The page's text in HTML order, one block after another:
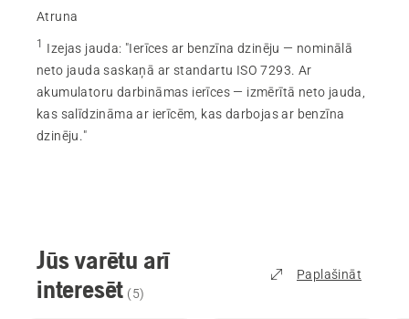
Atruna
1 Izejas jauda: "Ierīces ar benzīna dzinēju — nominālā
neto jauda saskaņā ar standartu ISO 7293. Ar
akumulatoru darbināmas ierīces — izmērītā neto jauda,
kas salīdzināma ar ierīcēm, kas darbojas ar benzīna
dzinēju."
Jūs varētu arī
interesēt (5)
Paplašināt